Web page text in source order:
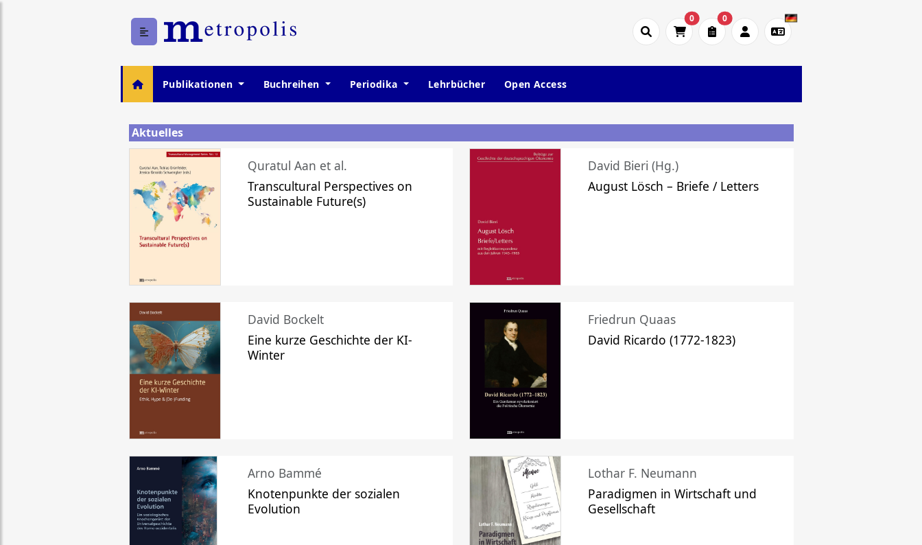
0 0
Publikationen Buchreihen Periodika Lehrbücher Open Access
Aktuelles
Quratul Aan et al.
Transcultural Perspectives on
Sustainable Future(s)
David Bieri (Hg.)
August Lösch – Briefe / Letters
David Bockelt
Eine kurze Geschichte der KI-
Winter
Friedrun Quaas
David Ricardo (1772-1823)
Arno Bammé
Knotenpunkte der sozialen
Evolution
Lothar F. Neumann
Paradigmen in Wirtschaft und
Gesellschaft